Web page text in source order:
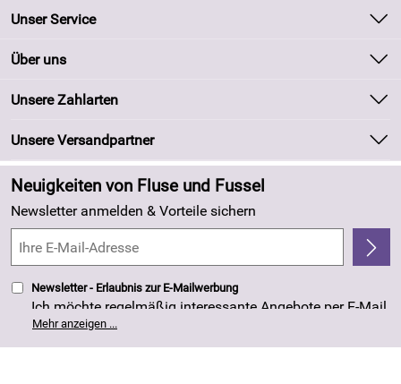
Unser Service
Kontakt
Kundeninformationen
Newsletter
Zahlung und Versand
Kundenlogin
Über uns
Unsere Bestseller
Neu
Angebote
Made in Germany
4,8/5*****
Unsere Zahlarten
Unsere Versandpartner
Neuigkeiten von Fluse und Fussel
Newsletter anmelden & Vorteile sichern
Newsletter - Erlaubnis zur E-Mailwerbung
Ich möchte regelmäßig interessante Angebote per E-Mail
erhalten. Meine E-Mail-Adresse wird nicht an andere
Unternehmen weitergegeben. Die Einwilligung zur
Nutzung meiner E-Mail- Adresse für Werbezwecke kann
Mehr anzeigen ...